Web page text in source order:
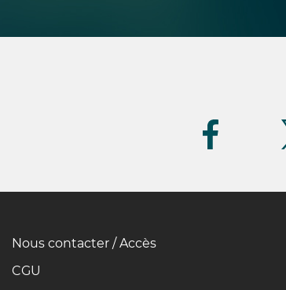
Pied
page
Nous contacter / Accès
CGU